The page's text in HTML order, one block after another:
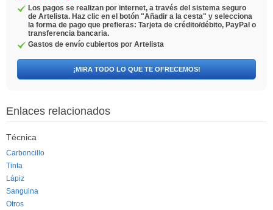
Los pagos se realizan por internet, a través del sistema seguro
de Artelista. Haz clic en el botón "Añadir a la cesta" y selecciona
la forma de pago que prefieras: Tarjeta de crédito/débito, PayPal o
transferencia bancaria.
Gastos de envío cubiertos por Artelista
¡MIRA TODO LO QUE TE OFRECEMOS!
Enlaces relacionados
Técnica
Carboncillo
Tinta
Lápiz
Sanguina
Otros